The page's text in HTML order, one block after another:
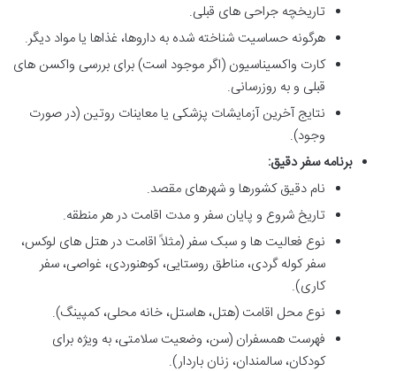
تاریخچه جراحی های قبلی.
هرگونه حساسیت شناخته شده به داروها، غذاها یا مواد دیگر.
کارت واکسیناسیون (اگر موجود است) برای بررسی واکسن های
قبلی و به روزرسانی.
نتایج آخرین آزمایشات پزشکی یا معاینات روتین (در صورت
وجود).
برنامه سفر دقیق:
نام دقیق کشورها و شهرهای مقصد.
تاریخ شروع و پایان سفر و مدت اقامت در هر منطقه.
نوع فعالیت ها و سبک سفر (مثلاً اقامت در هتل های لوکس،
سفر کوله گردی، مناطق روستایی، کوهنوردی، غواصی، سفر
کاری).
نوع محل اقامت (هتل، هاستل، خانه محلی، کمپینگ).
فهرست همسفران (سن، وضعیت سلامتی، به ویژه برای
کودکان، سالمندان، زنان باردار).